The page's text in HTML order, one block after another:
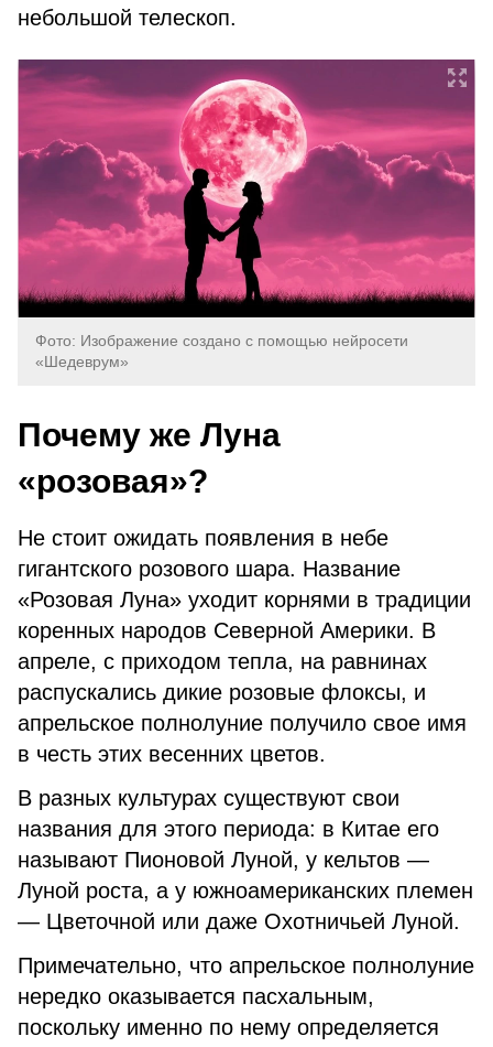
небольшой телескоп.
Фото: Изображение создано с помощью нейросети
«Шедеврум»
Почему же Луна
«розовая»?
Не стоит ожидать появления в небе
гигантского розового шара. Название
«Розовая Луна» уходит корнями в традиции
коренных народов Северной Америки. В
апреле, с приходом тепла, на равнинах
распускались дикие розовые флоксы, и
апрельское полнолуние получило свое имя
в честь этих весенних цветов.
В разных культурах существуют свои
названия для этого периода: в Китае его
называют Пионовой Луной, у кельтов —
Луной роста, а у южноамериканских племен
— Цветочной или даже Охотничьей Луной.
Примечательно, что апрельское полнолуние
нередко оказывается пасхальным,
поскольку именно по нему определяется